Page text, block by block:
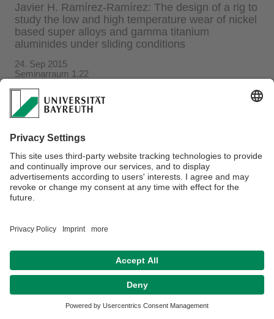
Javier H. Ramírez-Ramírez: The design of a rig to
study the low and high temperature wear of nickel
based super alloys and gamma titanium
aluminides under sliding conditions
24. Sep 2015
Seminarraum 1.22
Verantwortlich für die Redaktion:
Datenschutzerklärung Impressum Hausordnung Sitemap
Kontakt
Barrierefreiheitserklärung